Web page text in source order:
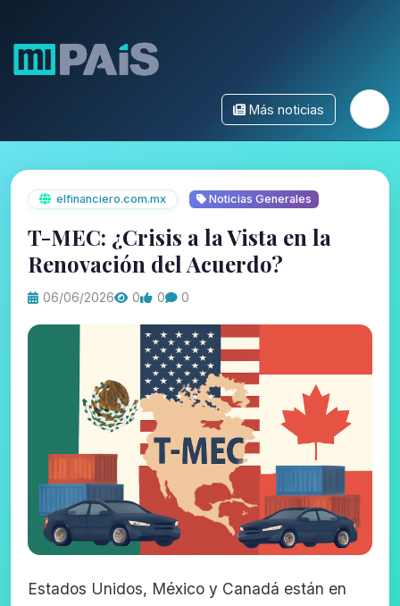
Más noticias
elfinanciero.com.mx Noticias Generales
T-MEC: ¿Crisis a la Vista en la
Renovación del Acuerdo?
06/06/2026 0 0 0
Estados Unidos, México y Canadá están en